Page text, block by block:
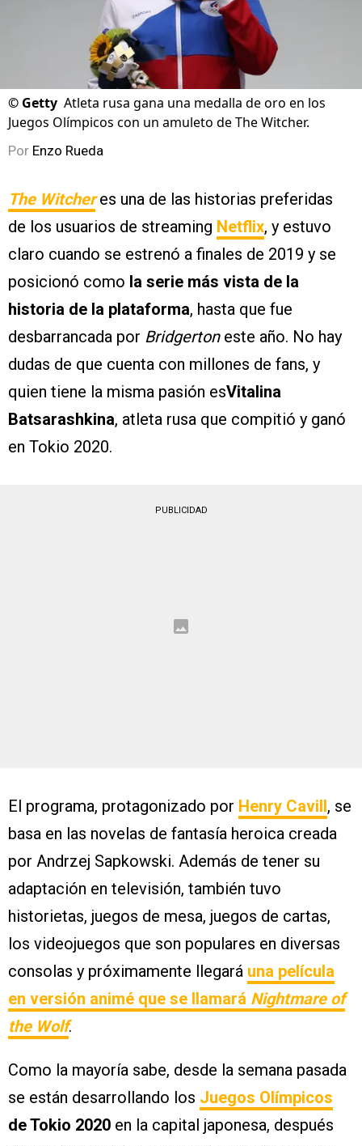
© Getty Atleta rusa gana una medalla de oro en los
Juegos Olímpicos con un amuleto de The Witcher.
Por Enzo Rueda
The Witcheres una de las historias preferidas
de los usuarios de streaming Netflix, y estuvo
claro cuando se estrenó a finales de 2019 y se
posicionó como la serie más vista de la
historia de la plataforma, hasta que fue
desbarrancada por Bridgertoneste año. No hay
dudas de que cuenta con millones de fans, y
quien tiene la misma pasión esVitalina
Batsarashkina, atleta rusa que compitió y ganó
en Tokio 2020.
PUBLICIDAD
El programa, protagonizado por Henry Cavill , se
basa en las novelas de fantasía heroica creada
por Andrzej Sapkowski. Además de tener su
adaptación en televisión, también tuvo
historietas, juegos de mesa, juegos de cartas,
los videojuegos que son populares en diversas
consolas y próximamente llegará una película
en versión animé que se llamará Nightmare of
the Wolf.
Como la mayoría sabe, desde la semana pasada
se están desarrollando los Juegos Olímpicos
de Tokio 2020 en la capital japonesa, después